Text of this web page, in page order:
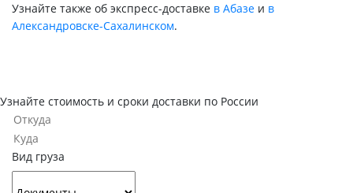
Узнайте также об экспресс-доставке в Абазе и в
Александровске-Сахалинском.
Узнайте стоимость и сроки доставки по России
Вид груза